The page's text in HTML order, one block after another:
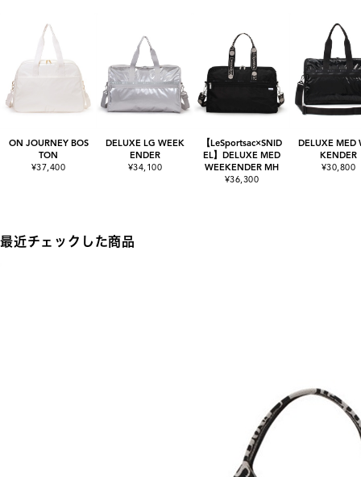
ON JOURNEY BOS
TON
¥37,400
DELUXE LG WEEK
ENDER
¥34,100
【LeSportsac×SNID
EL】DELUXE MED
WEEKENDER MH
¥36,300
DELUXE MED
KENDER
¥30,800
最近チェックした商品